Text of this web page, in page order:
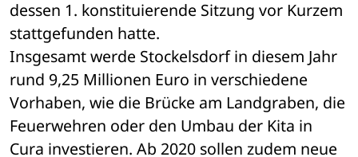
dessen 1. konstituierende Sitzung vor Kurzem
stattgefunden hatte.
Insgesamt werde Stockelsdorf in diesem Jahr
rund 9,25 Millionen Euro in verschiedene
Vorhaben, wie die Brücke am Landgraben, die
Feuerwehren oder den Umbau der Kita in
Cura investieren. Ab 2020 sollen zudem neue